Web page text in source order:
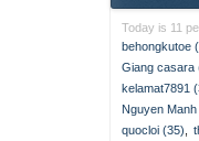
Today is 11
behongkutoe
Giang casara
kelamat7891
Nguyen
quocloi (35)